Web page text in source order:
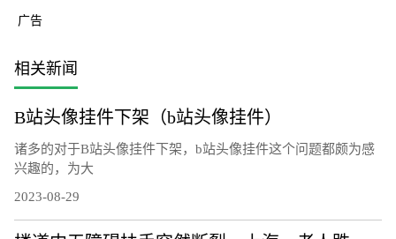
广告
相关新闻
B站头像挂件下架（b站头像挂件）
诸多的对于B站头像挂件下架，b站头像挂件这个问题都颇为感
兴趣的，为大
2023-08-29